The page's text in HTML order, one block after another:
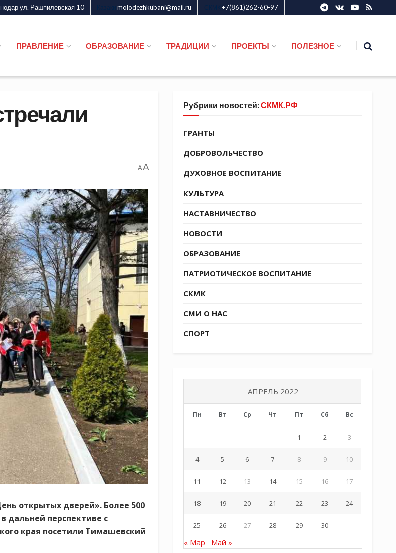
ул. Рашпилевская 10 molodezhkubani@mail.ru +7(861)262-60-97
ПРАВЛЕНИЕ ОБРАЗОВАНИЕ ТРАДИЦИИ ПРОЕКТЫ ПОЛЕЗНОЕ
AA
открытых дверей». Более 500
дальней перспективе с
края посетили Тимашевский
Рубрики новостей:СКМК.РФ
ГРАНТЫ
ДОБРОВОЛЬЧЕСТВО
ДУХОВНОЕ ВОСПИТАНИЕ
КУЛЬТУРА
НАСТАВНИЧЕСТВО
НОВОСТИ
ОБРАЗОВАНИЕ
ПАТРИОТИЧЕСКОЕ ВОСПИТАНИЕ
СКМК
СМИ О НАС
СПОРТ
АПРЕЛЬ 2022
Пн Вт Ср Чт Пт Сб Вс
1 2 3
4 5 6 7 8 9 10
11 12 13 14 15 16 17
18 19 20 21 22 23 24
25 26 27 28 29 30
« Мар Май »